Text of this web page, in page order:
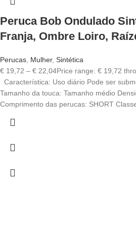
Peruca Bob Ondulado
Franja, Ombre Loiro,
Perucas, Mulher, Sintética
€ 19,72 – € 22,04Price range: € 19,72
Característica: Uso diário Pode ser
Tamanho da touca: Tamanho médio
Comprimento das perucas: SHORT